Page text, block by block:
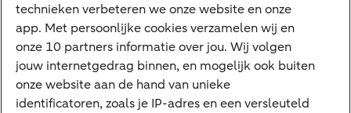
ABN AMRO app
Tikkie
Apple Pay
Google Pay
technieken verbeteren we onze website en onze
app. Met persoonlijke cookies verzamelen wij en
onze 10 partners informatie over jou. Wij volgen
jouw internetgedrag binnen, en mogelijk ook buiten
onze website aan de hand van unieke
identificatoren, zoals je IP-adres en een versleuteld